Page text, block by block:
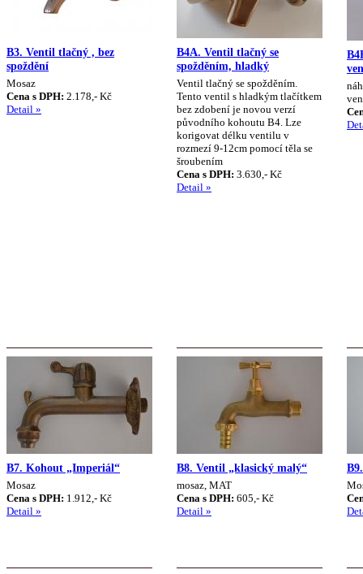
B3. Ventil tlačný , bez
spoždění
Mosaz
Cena s DPH: 2.178,- Kč
Detail »
B4A. Ventil tlačný se
spožděním, hladký
Ventil tlačný se spožděním.
Tento ventil s hladkým tlačítkem
bez zdobení je novou verzí
původního kohoutu B4. Lze
korigovat délku ventilu v
rozmezí 9-12cm pomocí těla se
šroubením
Cena s DPH: 3.630,- Kč
Detail »
B7. Kohout „Imperiál“
Mosaz
Cena s DPH: 1.912,- Kč
Detail »
B8. Ventil „klasický malý“
mosaz, MAT
Cena s DPH: 605,- Kč
Detail »